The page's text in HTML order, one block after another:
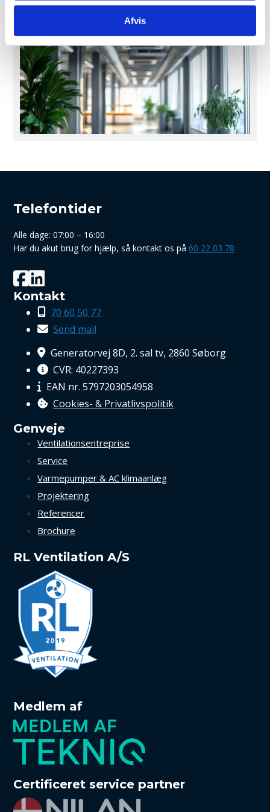
Afvis
Telefontider
Alle dage: 07:00 – 16:00
Har du akut brug for hjælp, så kontakt os på 60 22 03 78
Kontakt
70 60 50 77
Send mail
Generatorvej 8D, 2. sal tv, 2860 Søborg
CVR: 40227393
EAN nr. 5797203054958
Cookies- & Privatlivspolitik
Genveje
Ventilations­entreprise
Service
Varmepumper & AC klimaanlæg
Projektering
Referencer
Brochure
RL Ventilation A/S
Medlem af
Certificeret service partner